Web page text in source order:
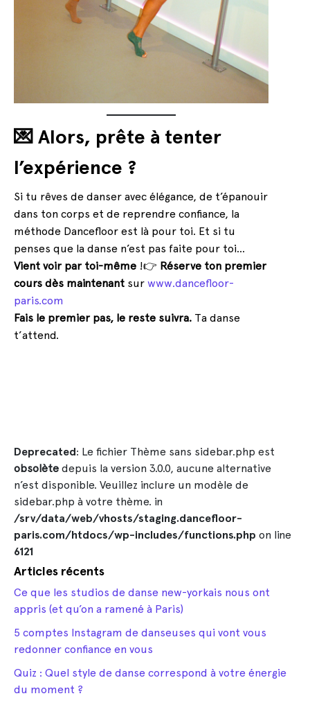
💌 Alors, prête à tenter
l’expérience ?
Si tu rêves de danser avec élégance, de t’épanouir
dans ton corps et de reprendre confiance, la
méthode Dancefloor est là pour toi. Et si tu
penses que la danse n’est pas faite pour toi…
Vient voir par toi-même !👉 Réserve ton premier
cours dès maintenant sur www.dancefloor-
paris.com
Fais le premier pas, le reste suivra. Ta danse
t’attend.
Deprecated: Le fichier Thème sans sidebar.php est
obsolète depuis la version 3.0.0, aucune alternative
n’est disponible. Veuillez inclure un modèle de
sidebar.php à votre thème. in
/srv/data/web/vhosts/staging.dancefloor-
paris.com/htdocs/wp-includes/functions.php on line
6121
Articles récents
Ce que les studios de danse new-yorkais nous ont
appris (et qu’on a ramené à Paris)
5 comptes Instagram de danseuses qui vont vous
redonner confiance en vous
Quiz : Quel style de danse correspond à votre énergie
du moment ?